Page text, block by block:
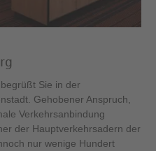
Sie in der
Gehobener Anspruch,
Verkehrsanbindung
der Hauptverkehrsadern der
nur wenige Hundert